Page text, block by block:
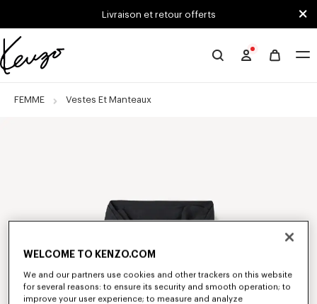
Skip to main content
Skip to footer contentLivraison et retour offerts
Site
KENZO
FEMME Vestes Et Manteaux
WELCOME TO KENZO.COM
We and our partners use cookies and other trackers on this website
for several reasons: to ensure its security and smooth operation; to
improve your user experience; to measure and analyze